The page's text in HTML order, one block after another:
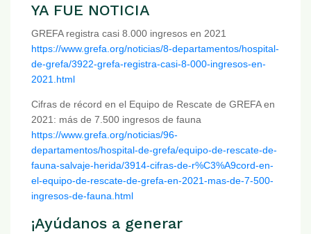
YA FUE NOTICIA
GREFA registra casi 8.000 ingresos en 2021
https://www.grefa.org/noticias/8-departamentos/hospital-
de-grefa/3922-grefa-registra-casi-8-000-ingresos-en-
2021.html
Cifras de récord en el Equipo de Rescate de GREFA en
2021: más de 7.500 ingresos de fauna
https://www.grefa.org/noticias/96-
departamentos/hospital-de-grefa/equipo-de-rescate-de-
fauna-salvaje-herida/3914-cifras-de-r%C3%A9cord-en-
el-equipo-de-rescate-de-grefa-en-2021-mas-de-7-500-
ingresos-de-fauna.html
¡Ayúdanos a generar